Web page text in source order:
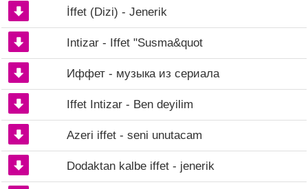
İffet (Dizi) - Jenerik
Intizar - Iffet "Susma&quot
Иффет - музыка из сериала
Iffet Intizar - Ben deyilim
Azeri iffet - seni unutacam
Dodaktan kalbe iffet - jenerik